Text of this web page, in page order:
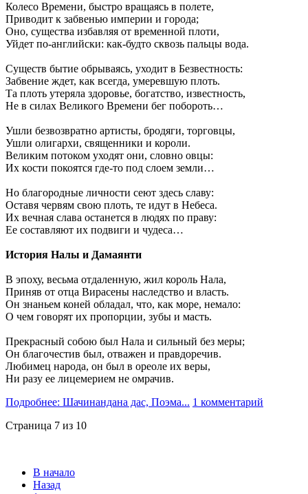
Колесо Времени, быстро вращаясь в полете,
Приводит к забвенью империи и города;
Оно, существа избавляя от временной плоти,
Уйдет по-английски: как-будто сквозь пальцы вода.
Существ бытие обрываясь, уходит в Безвестность:
Забвение ждет, как всегда, умеревшую плоть.
Та плоть утеряла здоровье, богатство, известность,
Не в силах Великого Времени бег побороть…
Ушли безвозвратно артисты, бродяги, торговцы,
Ушли олигархи, священники и короли.
Великим потоком уходят они, словно овцы:
Их кости покоятся где-то под слоем земли…
Но благородные личности сеют здесь славу:
Оставя червям свою плоть, те идут в Небеса.
Их вечная слава останется в людях по праву:
Ее составляют их подвиги и чудеса…
История Налы и Дамаянти
В эпоху, весьма отдаленную, жил король Нала,
Приняв от отца Вирасены наследство и власть.
Он знаньем коней обладал, что, как море, немало:
О чем говорят их пропорции, зубы и масть.
Прекрасный собою был Нала и сильный без меры;
Он благочестив был, отважен и правдоречив.
Любимец народа, он был в ореоле их веры,
Ни разу ее лицемерием не омрачив.
Подробнее: Шачинандана дас, Поэма... 1 комментарий
Страница 7 из 10
В начало
Назад